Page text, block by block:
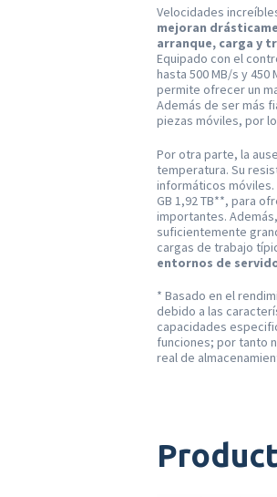
Velocidades
mejoran
arranque, carga y
Equipado con el
hasta 500 MB/s y
permite ofrecer un
Además de ser más
piezas móviles, por
Por otra parte, la
temperatura. Su
informáticos móviles.
GB 1,92 TB**, para
importantes.
suficientemente
cargas de trabajo
entornos de
* Basado en el
debido a las
capacidades
funciones; por tanto
real de